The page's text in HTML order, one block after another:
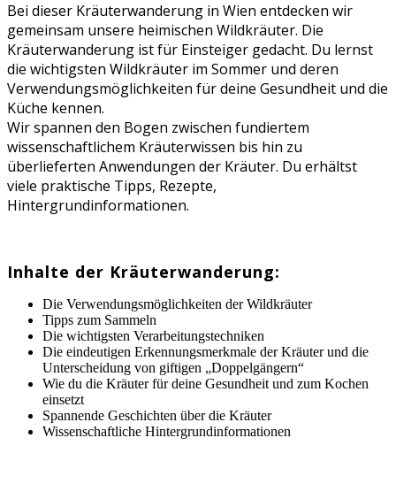
Bei dieser Kräuterwanderung in Wien entdecken wir
gemeinsam unsere heimischen Wildkräuter. Die
Kräuterwanderung ist für Einsteiger gedacht. Du lernst
die wichtigsten Wildkräuter im Sommer und deren
Verwendungsmöglichkeiten für deine Gesundheit und die
Küche kennen.
Wir spannen den Bogen zwischen fundiertem
wissenschaftlichem Kräuterwissen bis hin zu
überlieferten Anwendungen der Kräuter. Du erhältst
viele praktische Tipps, Rezepte,
Hintergrundinformationen.
Inhalte der Kräuterwanderung:
Die Verwendungsmöglichkeiten der Wildkräuter
Tipps zum Sammeln
Die wichtigsten Verarbeitungstechniken
Die eindeutigen Erkennungsmerkmale der Kräuter und die
Unterscheidung von giftigen „Doppelgängern“
Wie du die Kräuter für deine Gesundheit und zum Kochen
einsetzt
Spannende Geschichten über die Kräuter
Wissenschaftliche Hintergrundinformationen